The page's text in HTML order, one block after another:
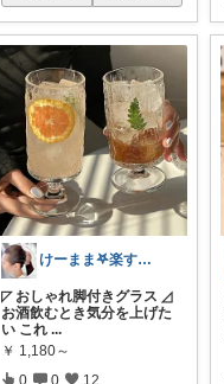
けーまま𖤐楽する家づくり☀︎*.｡
◸ おしゃれ脚付きグラス ◿
お酒飲むとき気分を上げた
い これ ...
￥ 1,180～
0 0 12